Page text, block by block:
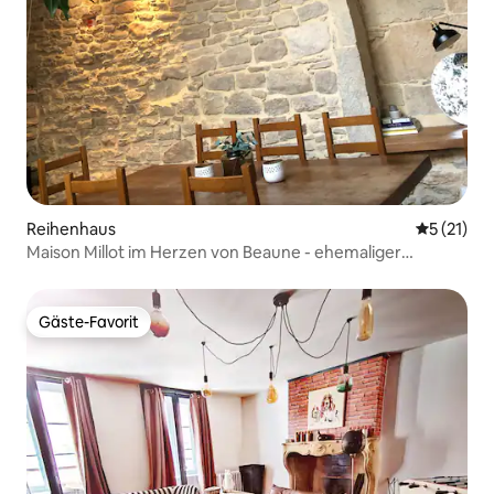
Reihenhaus
5 (21)
Maison Millot im Herzen von Beaune - ehemaliger
Gäste-Favorit
Gäste-Favorit